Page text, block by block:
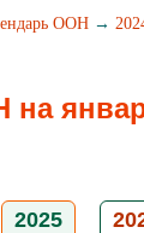
ООН →
2025